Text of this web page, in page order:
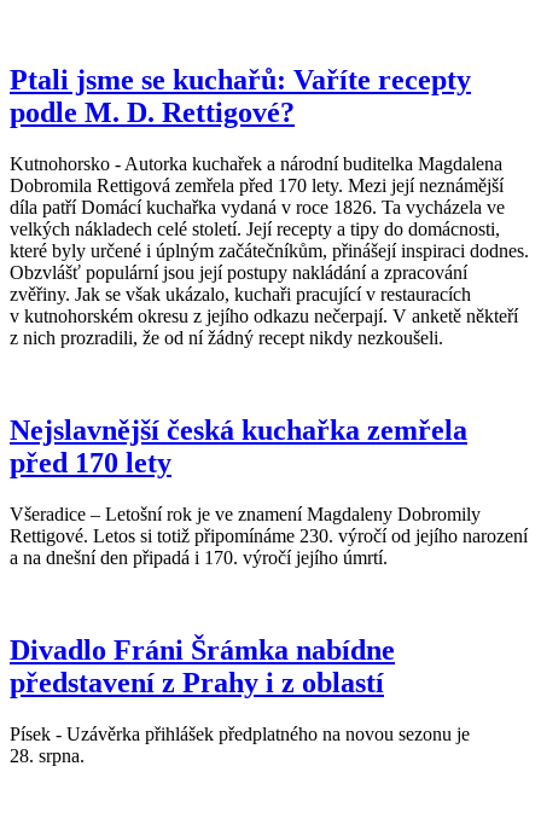
Ptali jsme se kuchařů: Vaříte recepty
podle M. D. Rettigové?
Kutnohorsko - Autorka kuchařek a národní buditelka Magdalena
Dobromila Rettigová zemřela před 170 lety. Mezi její neznámější
díla patří Domácí kuchařka vydaná v roce 1826. Ta vycházela ve
velkých nákladech celé století. Její recepty a tipy do domácnosti,
které byly určené i úplným začátečníkům, přinášejí inspiraci dodnes.
Obzvlášť populární jsou její postupy nakládání a zpracování
zvěřiny. Jak se však ukázalo, kuchaři pracující v restauracích
v kutnohorském okresu z jejího odkazu nečerpají. V anketě někteří
z nich prozradili, že od ní žádný recept nikdy nezkoušeli.
Nejslavnější česká kuchařka zemřela
před 170 lety
Všeradice – Letošní rok je ve znamení Magdaleny Dobromily
Rettigové. Letos si totiž připomínáme 230. výročí od jejího narození
a na dnešní den připadá i 170. výročí jejího úmrtí.
Divadlo Fráni Šrámka nabídne
představení z Prahy i z oblastí
Písek - Uzávěrka přihlášek předplatného na novou sezonu je
28. srpna.